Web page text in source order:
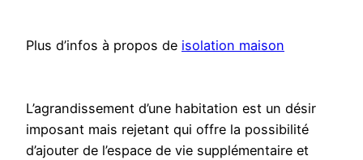
Plus d’infos à propos de isolation maison
L’agrandissement d’une habitation est un désir
imposant mais rejetant qui offre la possibilité
d’ajouter de l’espace de vie supplémentaire et